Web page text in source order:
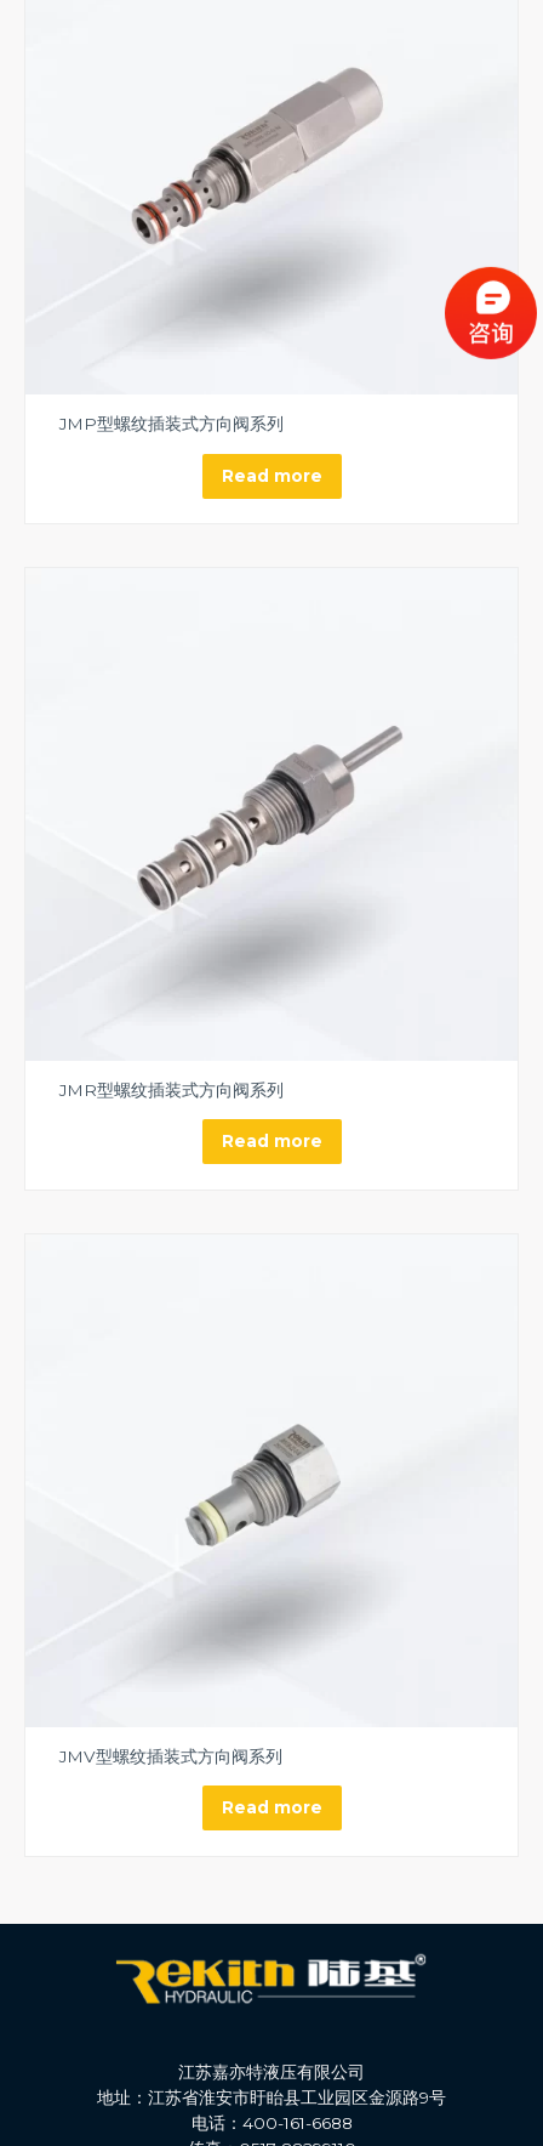
JMP型螺纹插装式方向阀系列
Read more
JMR型螺纹插装式方向阀系列
Read more
JMV型螺纹插装式方向阀系列
Read more
江苏嘉亦特液压有限公司
地址：江苏省淮安市盱眙县工业园区金源路9号
电话：400-161-6688